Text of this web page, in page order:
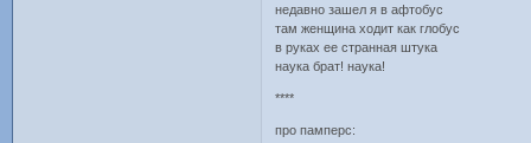
недавно зашел я в афтобус
там женщина ходит как глобус
в руках ее странная штука
наука брат! наука!
****
про памперс: